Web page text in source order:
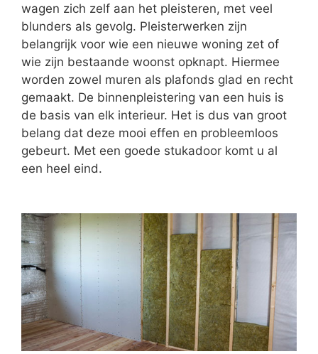
wagen zich zelf aan het pleisteren, met veel
blunders als gevolg. Pleisterwerken zijn
belangrijk voor wie een nieuwe woning zet of
wie zijn bestaande woonst opknapt. Hiermee
worden zowel muren als plafonds glad en recht
gemaakt. De binnenpleistering van een huis is
de basis van elk interieur. Het is dus van groot
belang dat deze mooi effen en probleemloos
gebeurt. Met een goede stukadoor komt u al
een heel eind.